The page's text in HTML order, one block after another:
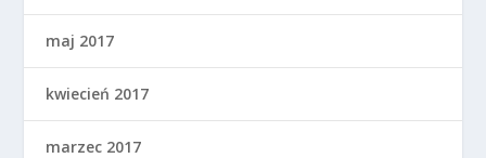
maj 2017
kwiecień 2017
marzec 2017